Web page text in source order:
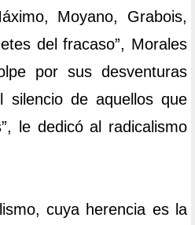
Moyano, Grabois,
del fracaso”, Morales
por sus desventuras
silencio de aquellos que
le dedicó al radicalismo
cuya herencia es la